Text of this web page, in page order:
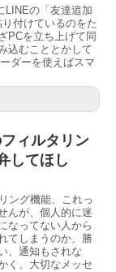
LINEの「友達追加
付けているのをた
PCを立ち上げて同
込むこととかして
ダーを使えばスマ
ィルタリン
してほし
ング機能、これっ
んが、個人的に迷
なってない人から
てしまうのか、勝
、通知もされな
く、大切なメッセ